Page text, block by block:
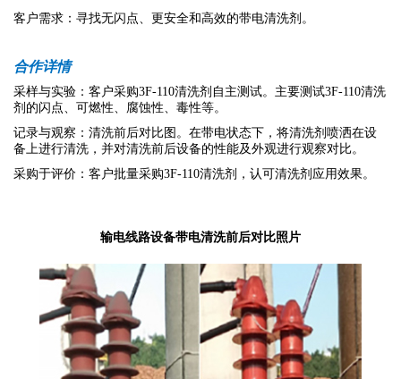
客户需求：寻找无闪点、更安全和高效的带电清洗剂。
合作详情
采样与实验：客户采购3F-110清洗剂自主测试。主要测试3F-110清洗
剂的闪点、可燃性、腐蚀性、毒性等。
记录与观察：清洗前后对比图。在带电状态下，将清洗剂喷洒在设
备上进行清洗，并对清洗前后设备的性能及外观进行观察对比。
采购于评价：客户批量采购3F-110清洗剂，认可清洗剂应用效果。
输电线路设备带电清洗前后对比照片